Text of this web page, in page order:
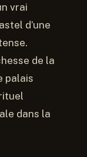
vrai
d’une
de la
palais
dans la